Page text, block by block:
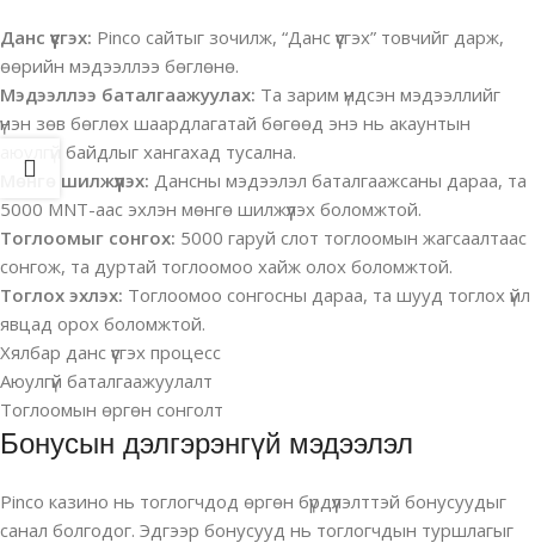
Данс үүсгэх: Pinco сайтыг зочилж, “Данс үүсгэх” товчийг дарж,
өөрийн мэдээллээ бөглөнө.
Мэдээллээ баталгаажуулах: Та зарим үндсэн мэдээллийг
үнэн зөв бөглөх шаардлагатай бөгөөд энэ нь акаунтын
аюулгүй байдлыг хангахад тусална.
Мөнгө шилжүүлэх: Дансны мэдээлэл баталгаажсаны дараа, та
5000 MNT-аас эхлэн мөнгө шилжүүлэх боломжтой.
Тоглоомыг сонгох: 5000 гаруй слот тоглоомын жагсаалтаас
сонгож, та дуртай тоглоомоо хайж олох боломжтой.
Тоглох эхлэх: Тоглоомоо сонгосны дараа, та шууд тоглох үйл
явцад орох боломжтой.
Хялбар данс үүсгэх процесс
Аюулгүй баталгаажуулалт
Тоглоомын өргөн сонголт
Бонусын дэлгэрэнгүй мэдээлэл
Pinco казино нь тоглогчдод өргөн бүрдүүлэлттэй бонусуудыг
санал болгодог. Эдгээр бонусууд нь тоглогчдын туршлагыг